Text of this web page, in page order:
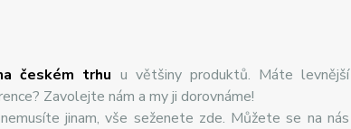
českém trhu u většiny produktů. Máte levnější
Zavolejte nám a my ji dorovnáme!
jinam, vše seženete zde. Můžete se na nás